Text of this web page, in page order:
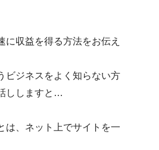
に収益を得る方法をお伝え
ビジネスをよく知らない方
ししますと…
は、ネット上でサイトを一